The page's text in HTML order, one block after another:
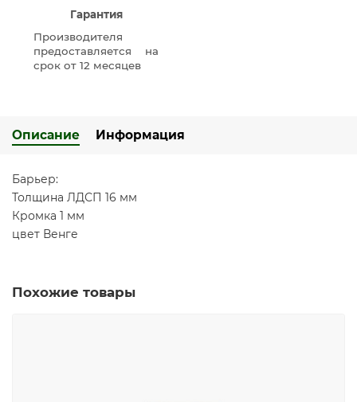
Гарантия
Производителя
предоставляется на
срок от 12 месяцев
Описание Информация
Барьер:
Толщина ЛДСП 16 мм
Кромка 1 мм
цвет Венге
Похожие товары